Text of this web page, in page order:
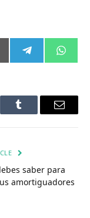
Compartir
en
Telegram
en
Tumblr Email
saber para
amortiguadores